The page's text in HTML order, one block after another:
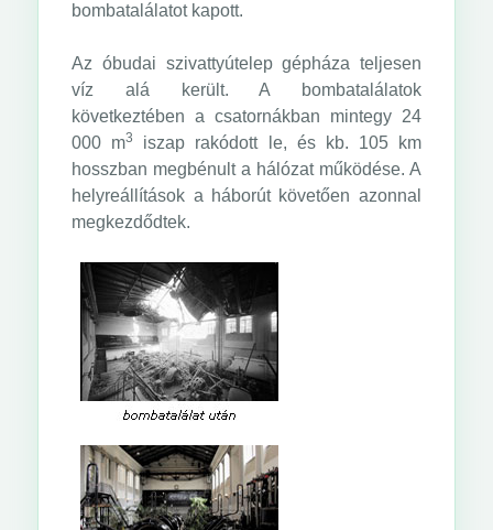
bombatalálatot kapott.
Az óbudai szivattyútelep gépháza teljesen
víz alá került. A bombatalálatok
következtében a csatornákban mintegy 24
000 m3
iszap rakódott le, és kb. 105 km
hosszban megbénult a hálózat működése. A
helyreállítások a háborút követően azonnal
megkezdődtek.